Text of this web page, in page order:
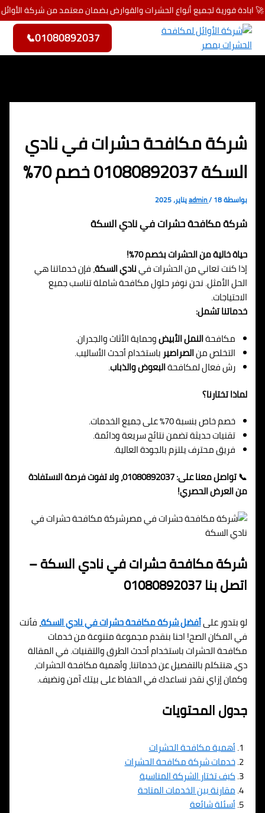
تخطي إلى المحتوى
🚀 ابادة فورية لجميع أنواع الحشرات والقوارض بضمان معتمد من شركة الأوائل
01080892037
📞
شركة مكافحة حشرات في نادي
السكة 01080892037 خصم 70%
بواسطة admin/18 يناير، 2025
شركة مكافحة حشرات في نادي السكة
حياة خالية من الحشرات بخصم 70%!
إذا كنت تعاني من الحشرات فينادي السكة، فإن خدماتنا هي
الحل الأمثل. نحن نوفر حلول مكافحة شاملة تناسب جميع
الاحتياجات.
خدماتنا تشمل:
مكافحةالنمل الأبيضوحماية الأثاث والجدران.
التخلص منالصراصير باستخدام أحدث الأساليب.
رش فعال لمكافحةالبعوض والذباب.
لماذا تختارنا؟
خصم خاص بنسبة 70% على جميع الخدمات.
تقنيات حديثة تضمن نتائج سريعة ودائمة.
فريق محترف يلتزم بالجودة العالية.
📞 تواصل معنا على: 01080892037، ولا تفوت فرصة الاستفادة
من العرض الحصري!
شركة مكافحة حشرات في
نادي السكة
شركة مكافحة حشرات في نادي السكة –
اتصل بنا 01080892037
لو بتدور علىأفضل شركة مكافحة حشرات في نادي السكة، فأنت
في المكان الصح! احنا بنقدم مجموعة متنوعة من خدمات
مكافحة الحشرات باستخدام أحدث الطرق والتقنيات. في المقالة
دي، هنتكلم بالتفصيل عن خدماتنا، وأهمية مكافحة الحشرات،
وكمان إزاي نقدر نساعدك في الحفاظ على بيتك آمن ونضيف.
جدول المحتويات
أهمية مكافحة الحشرات
خدمات شركة مكافحة الحشرات
كيف تختار الشركة المناسبة
مقارنة بين الخدمات المتاحة
أسئلة شائعة